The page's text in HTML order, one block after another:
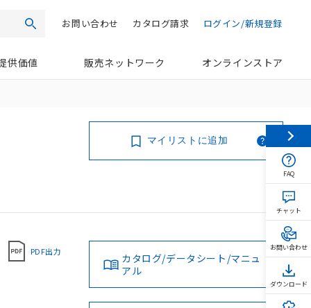
検索 ログイン/新規登録
カタログ請求
お問い合わせ
供価値 販売ネットワーク オンラインストア
マイリストに追加
PDF出力
カタログ/データシート/マニュ
アル
FAQ
チャット
お問い合わせ
ダウンロード